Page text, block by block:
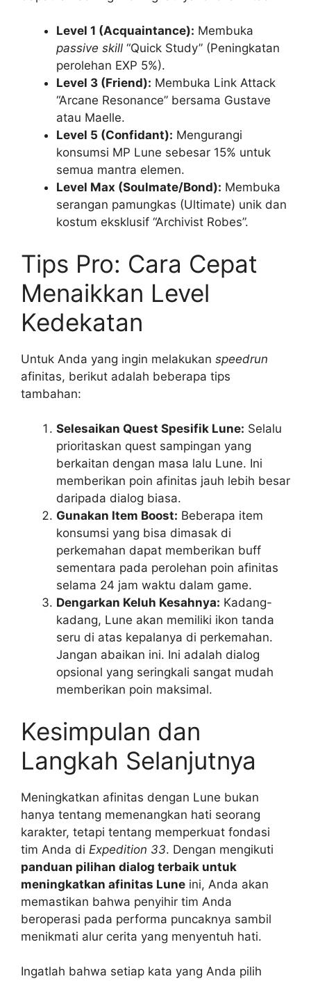
Level 1 (Acquaintance): Membuka
passive skill “Quick Study” (Peningkatan
perolehan EXP 5%).
Level 3 (Friend): Membuka Link Attack
“Arcane Resonance” bersama Gustave
atau Maelle.
Level 5 (Confidant): Mengurangi
konsumsi MP Lune sebesar 15% untuk
semua mantra elemen.
Level Max (Soulmate/Bond): Membuka
serangan pamungkas (Ultimate) unik dan
kostum eksklusif “Archivist Robes”.
Tips Pro: Cara Cepat
Menaikkan Level
Kedekatan
Untuk Anda yang ingin melakukan speedrun
afinitas, berikut adalah beberapa tips
tambahan:
Selesaikan Quest Spesifik Lune: Selalu
prioritaskan quest sampingan yang
berkaitan dengan masa lalu Lune. Ini
memberikan poin afinitas jauh lebih besar
daripada dialog biasa.
Gunakan Item Boost: Beberapa item
konsumsi yang bisa dimasak di
perkemahan dapat memberikan buff
sementara pada perolehan poin afinitas
selama 24 jam waktu dalam game.
Dengarkan Keluh Kesahnya: Kadang-
kadang, Lune akan memiliki ikon tanda
seru di atas kepalanya di perkemahan.
Jangan abaikan ini. Ini adalah dialog
opsional yang seringkali sangat mudah
memberikan poin maksimal.
Kesimpulan dan
Langkah Selanjutnya
Meningkatkan afinitas dengan Lune bukan
hanya tentang memenangkan hati seorang
karakter, tetapi tentang memperkuat fondasi
tim Anda di Expedition 33. Dengan mengikuti
panduan pilihan dialog terbaik untuk
meningkatkan afinitas Lune ini, Anda akan
memastikan bahwa penyihir tim Anda
beroperasi pada performa puncaknya sambil
menikmati alur cerita yang menyentuh hati.
Ingatlah bahwa setiap kata yang Anda pilih